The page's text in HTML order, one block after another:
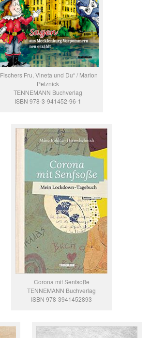
„Fischers Fru, Vineta und Du“ / Marion
Petznick
TENNEMANN Buchverlag
ISBN 978-3-941452-96-1
Corona mit Senfsoße
TENNEMANN Buchverlag
ISBN 978-3941452893